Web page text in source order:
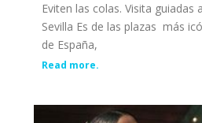
Eviten las colas. Visita guiadas
Sevilla Es de las plazas más
de España,
Read more.